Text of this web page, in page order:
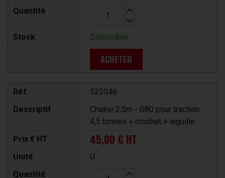
Quantité
Stock Disponible
ACHETER
Réf.
522046
Descriptif
Chaîne 2,5m - G80 pour traction
4,5 tonnes + crochet + aiguille
Prix € HT
45,00 € HT
Unité
U
Quantité